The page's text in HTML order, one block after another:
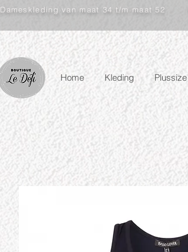
Dameskleding van maat 34 t/m maat 52
Home Kleding Plussize